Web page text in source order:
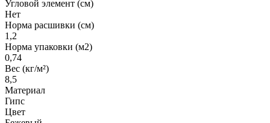
Угловой элемент (см)
Нет
Норма расшивки (см)
1,2
Норма упаковки (м2)
0,74
Вес (кг/м²)
8,5
Материал
Гипс
Цвет